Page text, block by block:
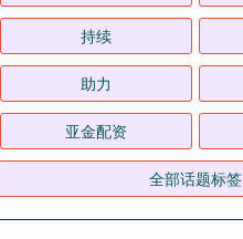
持续
助力
亚金配资
全部话题标签